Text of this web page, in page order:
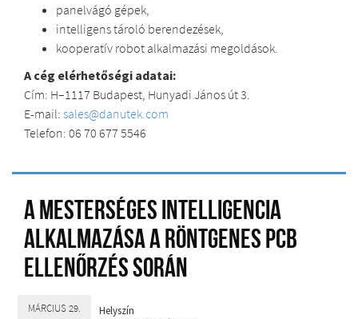
panelvágó gépek,
intelligens tároló berendezések,
kooperatív robot alkalmazási megoldások.
A cég elérhetőségi adatai:
Cím: H–1117 Budapest, Hunyadi János út 3.
E-mail: sales@danutek.com
Telefon: 06 70 677 5546
A mesterséges intelligencia
alkalmazása a röntgenes PCB
ellenőrzés során
MÁRCIUS 29. Helyszín